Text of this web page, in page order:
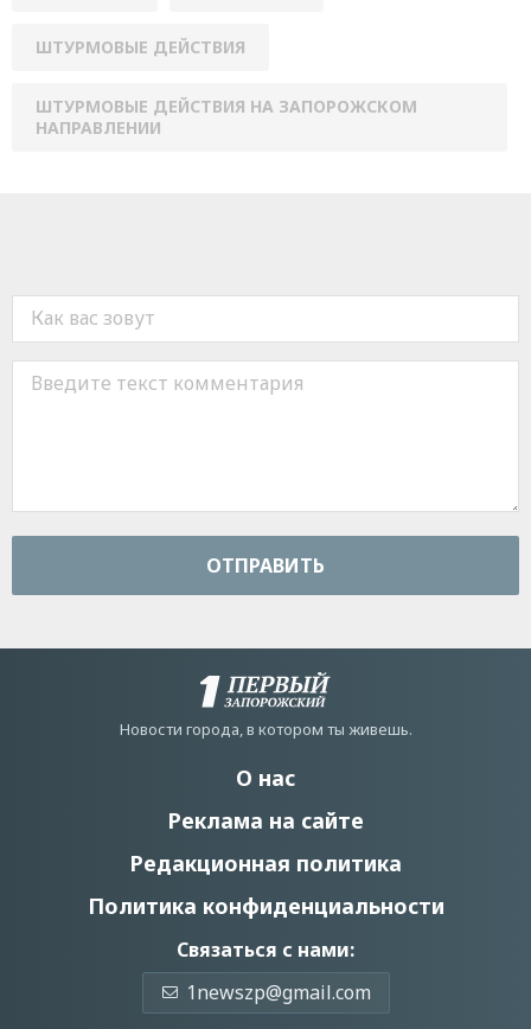
ШТУРМОВЫЕ ДЕЙСТВИЯ
ШТУРМОВЫЕ ДЕЙСТВИЯ НА ЗАПОРОЖСКОМ
НАПРАВЛЕНИИ
ОТПРАВИТЬ
Новости города, в котором ты живешь.
О нас
Реклама на сайте
Редакционная политика
Политика конфиденциальности
Связаться с нами:
1newszp@gmail.com